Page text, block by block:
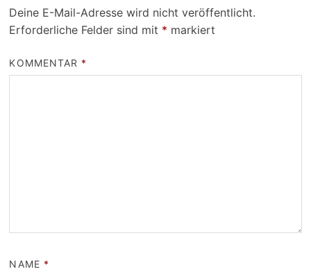
Deine E-Mail-Adresse wird nicht veröffentlicht.
Erforderliche Felder sind mit * markiert
KOMMENTAR *
NAME *